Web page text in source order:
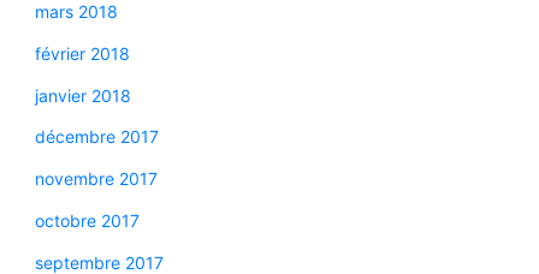
mars 2018
février 2018
janvier 2018
décembre 2017
novembre 2017
octobre 2017
septembre 2017